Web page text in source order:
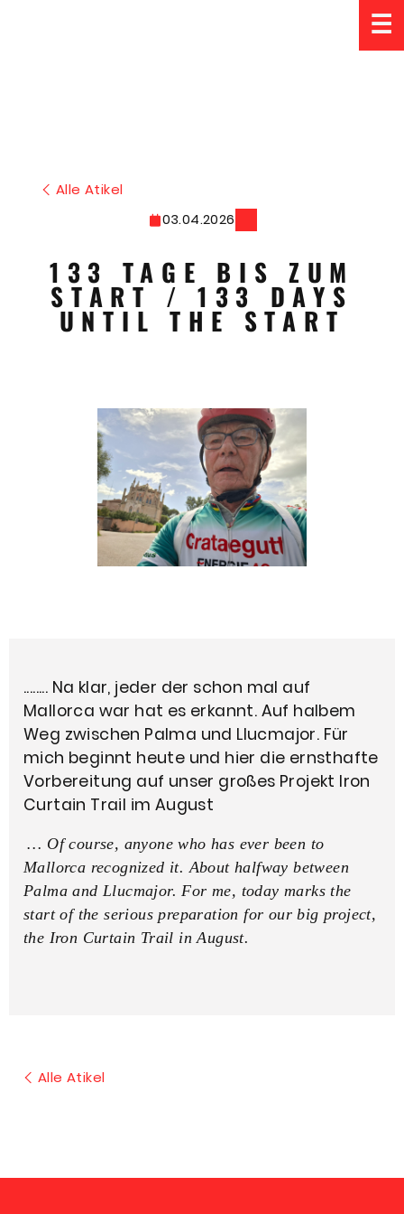
☰
Alle Atikel
03.04.2026
133 TAGE BIS ZUM
START / 133 DAYS
UNTIL THE START
........ Na klar, jeder der schon mal auf
Mallorca war hat es erkannt. Auf halbem
Weg zwischen Palma und Llucmajor. Für
mich beginnt heute und hier die ernsthafte
Vorbereitung auf unser großes Projekt Iron
Curtain Trail im August
… Of course, anyone who has ever been to
Mallorca recognized it. About halfway between
Palma and Llucmajor. For me, today marks the
start of the serious preparation for our big project,
the Iron Curtain Trail in August.
Alle Atikel